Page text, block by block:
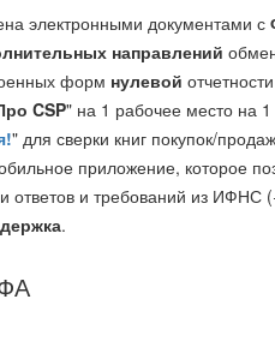
электронными документами с
направлений
форм нулевой
CSP" на 1 рабочее место на 1
" для сверки книг покупок/
приложение, которое
ответов и требований из ИФНС
.